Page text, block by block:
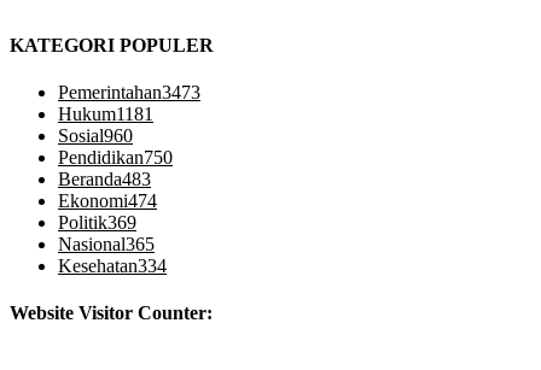
KATEGORI POPULER
Pemerintahan3473
Hukum1181
Sosial960
Pendidikan750
Beranda483
Ekonomi474
Politik369
Nasional365
Kesehatan334
Website Visitor Counter: